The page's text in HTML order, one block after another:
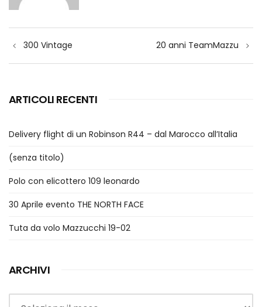
articoli
300 Vintage 20 anni TeamMazzu
ARTICOLI RECENTI
Delivery flight di un Robinson R44 – dal Marocco all’Italia
(senza titolo)
Polo con elicottero 109 leonardo
30 Aprile evento THE NORTH FACE
Tuta da volo Mazzucchi 19-02
ARCHIVI
Archivi